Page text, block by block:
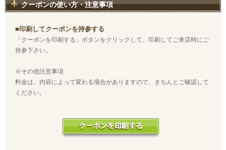
クーポンの使い方・注意事項
■印刷してクーポンを持参する
「クーポンを印刷する」ボタンをクリックして、印刷してご来店時にご
持参下さい。
※その他注意事項
料金は、内容によって変わる場合がありますので、きちんとご確認して
ください。